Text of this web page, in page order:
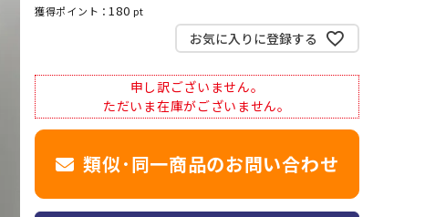
180
お気に入りに登録する
申し訳ございません。
ただいま在庫がございません。
類似･同一商品のお問い合わせ